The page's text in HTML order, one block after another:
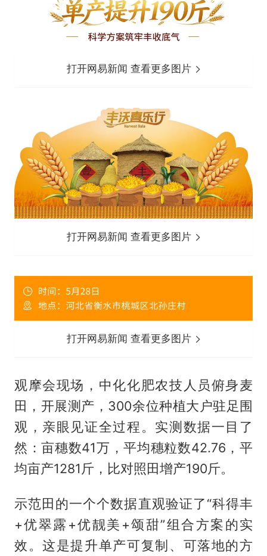
打开网易新闻 查看更多图片
打开网易新闻 查看更多图片
打开网易新闻 查看更多图片
观摩会现场，中化化肥农技人员俯身麦
田，开展测产，300余位种植大户驻足围
观，亲眼见证全过程。实测数据一目了
然：亩穗数41万，平均穗粒数42.76，平
均亩产1281斤，比对照田增产190斤。
示范田的一个个数据直观验证了“科得丰
+优翠露+优靓美+颂甜”组合方案的实
效。这是提升单产可复制、可落地的方